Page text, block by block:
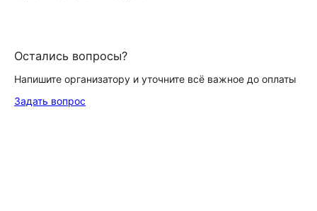
Остались вопросы?
Напишите организатору и уточните всё важное до оплаты
Задать вопрос